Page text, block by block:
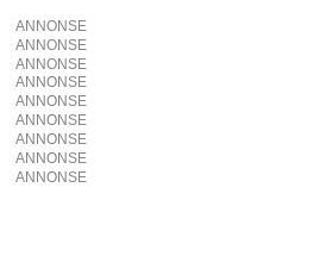
ANNONSE
ANNONSE
ANNONSE
ANNONSE
ANNONSE
ANNONSE
ANNONSE
ANNONSE
ANNONSE